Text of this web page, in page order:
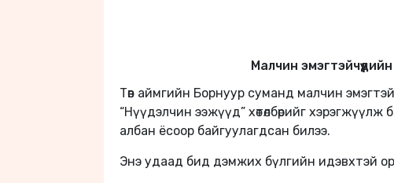
Малчин
Төв аймгийн Борнуур суманд малчин
“Нүүдэлчин ээжүүд” хөтөлбөрийг
албан ёсоор байгуулагдсан билээ.
Энэ удаад бид дэмжих бүлгийн идэвхтэй